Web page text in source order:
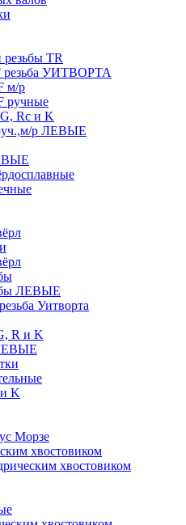
TR
резьба УИТВОРТА
м/р
ручные
Rc и K
р ЛЕВЫЕ
ЛЕВЫЕ
Уитворта
R и K
K
Морзе
хвостовиком
хвостовиком